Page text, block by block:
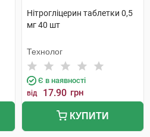
Нітрогліцерин таблетки 0,5
мг 40 шт
Технолог
Є в наявності
від 17.90 грн
КУПИТИ